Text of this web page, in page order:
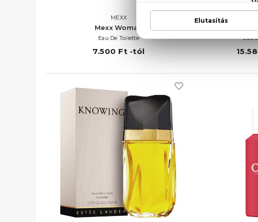
MEXX
Mexx Woman
Eau De Toilette
7.500 Ft -tól
Couleur
Eau